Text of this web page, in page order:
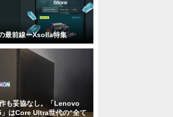
最前線ーXsolla特集
も妥協なし。「Lenovo
はCore Ultra世代の“全て